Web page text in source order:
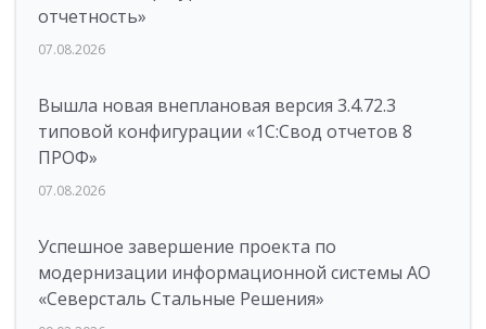
отчетность»
07.08.2026
Вышла новая внеплановая версия 3.4.72.3
типовой конфигурации «1C:Свод отчетов 8
ПРОФ»
07.08.2026
Успешное завершение проекта по
модернизации информационной системы АО
«Северсталь Стальные Решения»